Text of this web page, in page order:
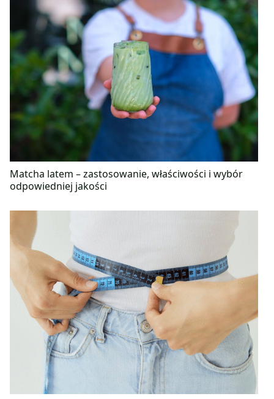
Matcha latem – zastosowanie, właściwości i wybór
odpowiedniej jakości